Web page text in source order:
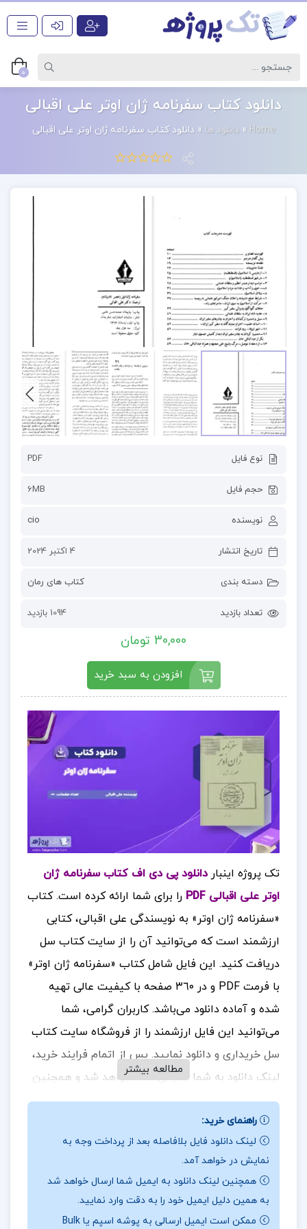
0
دانلود کتاب سفرنامه ژان اوتر علی اقبالی
Home
»دانلود ها »دانلود کتاب سفرنامه ژان اوتر علی اقبالی
نوع فایل PDF
حجم فایل 6MB
نویسنده cio
تاریخ انتشار 4 اکتبر 2024
دسته بندی کتاب های رمان
تعداد بازدید 1094 بازدید
30,000 تومان
افزودن به سبد خرید
تک پروژه اینبار دانلود پی دی اف کتاب سفرنامه ژان
اوتر علی اقبالی PDF
را برای شما ارائه کرده است.کتاب
«سفرنامه ژان اوتر» به نویسندگی علی اقبالی، کتابی
ارزشمند است که می‌توانید آن را از سایت کتاب سل
دریافت کنید. این فایل شامل کتاب «سفرنامه ژان اوتر»
با فرمت PDF و در ٣٦٠ صفحه با کیفیت عالی تهیه
شده و آماده دانلود می‌باشد.کاربران گرامی، شما
می‌توانید این فایل ارزشمند را از فروشگاه سایت کتاب
سل خریداری و دانلود نمایید. پس از اتمام فرایند خرید،
لینک دانلود به شما نمایش داده خواهد شد و همچنین
یک لینک دانلود به ایمیل شما ارسال می‌گردد. بنابراین،
لطفاً در هنگام خرید، دقت کافی را در وارد کردن آدرس
ایمیل خود داشته باشید تا در دریافت فایل با مشکلی
مواجه نشوید.در ادامه، بخش‌هایی از متن این فایل
آورده شده است.
برای خرید و دانلود کتاب های بیشتر
همراه
تک پروژه
مطالعه بیشتر
راهنمای خرید:
لینک دانلود فایل بلافاصله بعد از پرداخت وجه به
نمایش در خواهد آمد.
همچنین لینک دانلود به ایمیل شما ارسال خواهد شد
به همین دلیل ایمیل خود را به دقت وارد نمایید.
ممکن است ایمیل ارسالی به پوشه اسپم یا Bulk